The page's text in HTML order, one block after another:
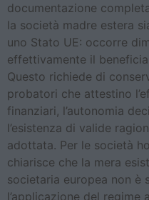
documentazione
la società madre estera
uno Stato UE: occorre
effettivamente il
Questo richiede di
probatori che attestino
finanziari, l’autonomia
l’esistenza di valide
adottata. Per le società
chiarisce che la mera
societaria europea non è
l’applicazione del